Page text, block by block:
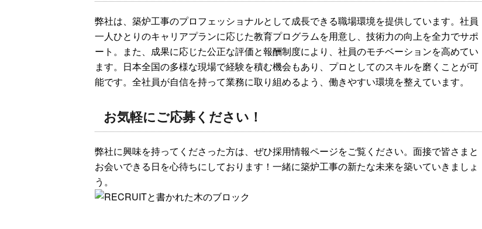
弊社は、築炉工事のプロフェッショナルとして成長できる職場環境を提供しています。社員
一人ひとりのキャリアプランに応じた教育プログラムを用意し、技術力の向上を全力でサポ
ート。また、成果に応じた公正な評価と報酬制度により、社員のモチベーションを高めてい
ます。日本全国の多様な現場で経験を積む機会もあり、プロとしてのスキルを磨くことが可
能です。全社員が自信を持って業務に取り組めるよう、働きやすい環境を整えています。
お気軽にご応募ください！
弊社に興味を持ってくださった方は、ぜひ採用情報ページをご覧ください。面接で皆さまと
お会いできる日を心待ちにしております！一緒に築炉工事の新たな未来を築いていきましょ
う。